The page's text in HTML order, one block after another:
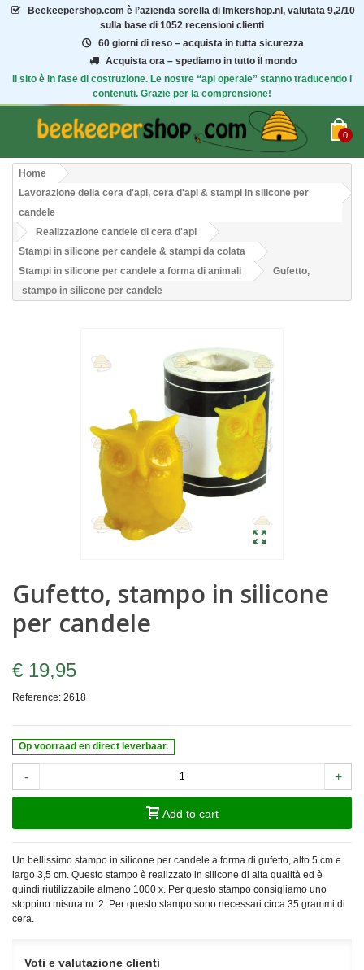
Beekeepershop.com è l’azienda sorella di Imkershop.nl, valutata 9,2/10
sulla base di 1052 recensioni clienti
60 giorni di reso – acquista in tutta sicurezza
Acquista ora – spediamo in tutto il mondo
Il sito è in fase di costruzione. Le nostre “api operaie” stanno traducendo i
contenuti. Grazie per la comprensione!
0
Home
Lavorazione della cera d'api, cera d'api & stampi in silicone per
candele
Realizzazione candele di cera d'api
Stampi in silicone per candele & stampi da colata
Stampi in silicone per candele a forma di animali
Gufetto,
stampo in silicone per candele
Gufetto, stampo in silicone
per candele
€ 19,95
Reference: 2618
Op voorraad en direct leverbaar.
- +
Add to cart
Un bellissimo stampo in silicone per candele a forma di gufetto, alto 5 cm e
largo 3,5 cm. Questo stampo è realizzato in silicone di alta qualità ed è
quindi riutilizzabile almeno 1000 x. Per questo stampo consigliamo uno
stoppino misura nr. 2. Per questo stampo sono necessari circa 35 grammi di
cera.
Voti e valutazione clienti